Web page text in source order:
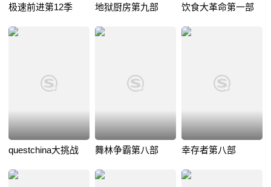
极速前进第12季 地狱厨房第九部 饮食大革命第一部
questchina大挑战 舞林争霸第八部 幸存者第八部